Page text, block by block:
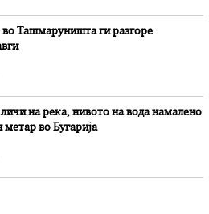
Ташмаруништa ги разгоре
на река, нивото на вода намалено
метар во Бугарија